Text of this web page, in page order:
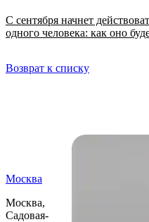
С сентября начнет
одного человека: как оно
Возврат к списку
Москва
Москва,
Садовая-